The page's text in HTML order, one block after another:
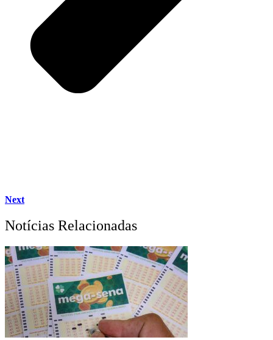
Next
Notícias Relacionadas